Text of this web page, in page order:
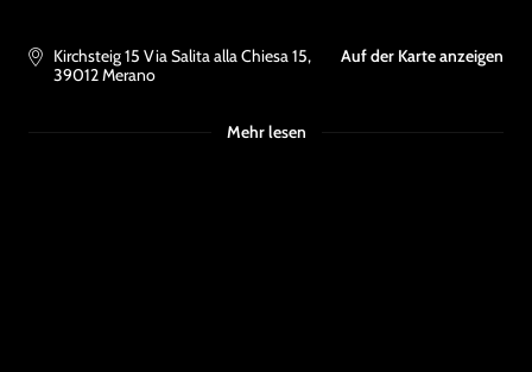
Kirchsteig 15 Via Salita alla Chiesa 15,
39012Merano
Auf der Karte anzeigen
Mehr lesen